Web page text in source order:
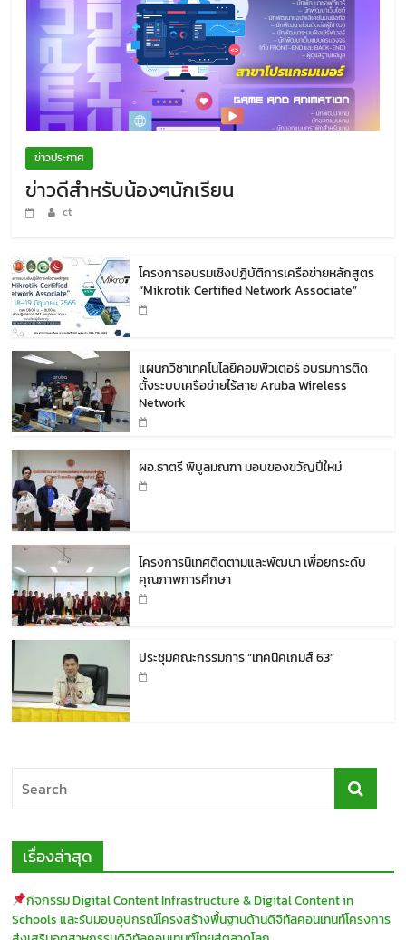
ข่าวประกาศ
ข่าวดีสำหรับน้องๆนักเรียน
ct
โครงการอบรมเชิงปฏิบัติการเครือข่ายหลักสูตร
“Mikrotik Certified Network Associate”
แผนกวิชาเทคโนโลยีคอมพิวเตอร์ อบรมการติด
ตั้งระบบเครือข่ายไร้สาย Aruba Wireless
Network
ผอ.ธาตรี พิบูลมณฑา มอบของขวัญปีใหม่
โครงการนิเทศติดตามและพัฒนา เพื่อยกระดับ
คุณภาพการศึกษา
ประชุมคณะกรรมการ “เทคนิคเกมส์ 63”
เรื่องล่าสุด
กิจกรรม Digital Content Infrastructure & Digital Content in
Schools และรับมอบอุปกรณ์โครงสร้างพื้นฐานด้านดิจิทัลคอนเทนท์โครงการ